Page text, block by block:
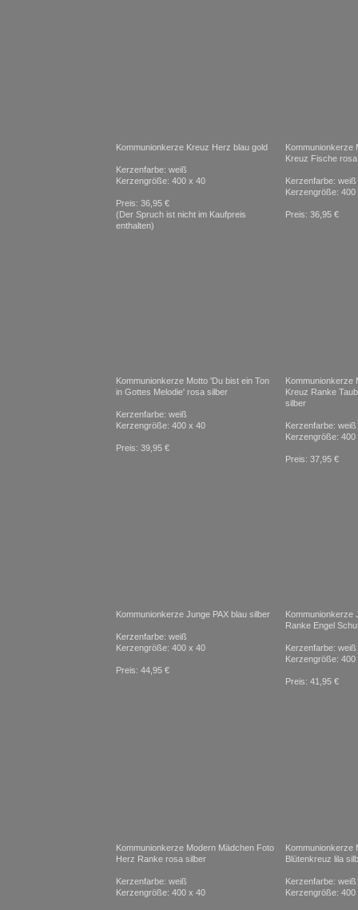
Kommunionkerze Kreuz Herz blau gold
Kerzenfarbe: weiß
Kerzengröße: 400 x 40
Preis: 36,95 €
(Der Spruch ist nicht im Kaufpreis
enthalten)
Kommunionkerze
Kreuz Fische
Kerzenfarbe: weiß
Kerzengröße: 400
Preis: 36,95 €
Kommunionkerze Motto 'Du bist ein Ton
in Gottes Melodie' rosa silber
Kerzenfarbe: weiß
Kerzengröße: 400 x 40
Preis: 39,95 €
Kommunionkerze
Kreuz Ranke
silber
Kerzenfarbe: weiß
Kerzengröße: 400
Preis: 37,95 €
Kommunionkerze Junge PAX blau silber
Kerzenfarbe: weiß
Kerzengröße: 400 x 40
Preis: 44,95 €
Kommunionkerze
Ranke Engel
Kerzenfarbe: weiß
Kerzengröße: 400
Preis: 41,95 €
Kommunionkerze Modern Mädchen Foto
Herz Ranke rosa silber
Kerzenfarbe: weiß
Kerzengröße: 400 x 40
Kommunionkerze
Blütenkreuz lila
Kerzenfarbe: weiß
Kerzengröße: 400